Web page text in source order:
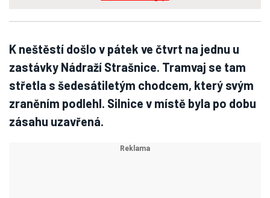
K neštěstí došlo v pátek ve čtvrt na jednu u
zastávky Nádraží Strašnice. Tramvaj se tam
střetla s šedesátiletým chodcem, který svým
zraněním podlehl. Silnice v místě byla po dobu
zásahu uzavřená.